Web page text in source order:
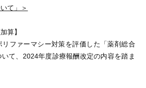
て」＞
算】
リファーマシー対策を評価した「薬剤総合
て、2024年度診療報酬改定の内容を踏ま